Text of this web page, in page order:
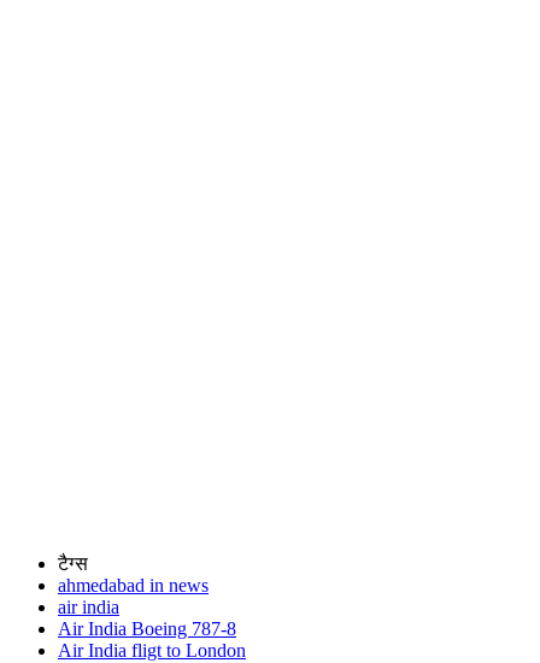
टैग्स
ahmedabad in news
air india
Air India Boeing 787-8
Air India fligt to London